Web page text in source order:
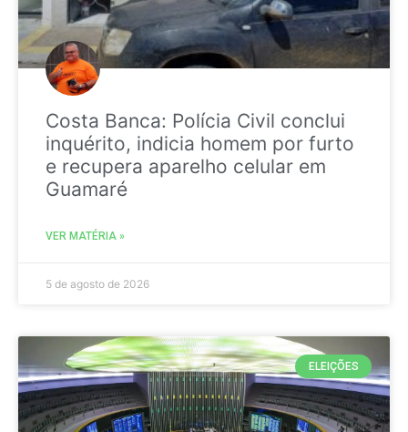
Costa Banca: Polícia Civil conclui
inquérito, indicia homem por furto
e recupera aparelho celular em
Guamaré
VER MATÉRIA »
5 de agosto de 2026
ELEIÇÕES